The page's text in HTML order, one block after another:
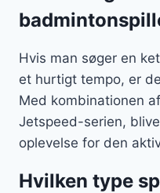
Hvis man søger en
et hurtigt tempo, er
Med kombinationen
Jetspeed-serien,
oplevelse for den
Hvilken type